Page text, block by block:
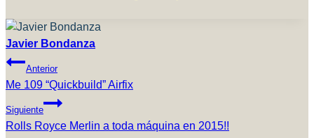
Javier Bondanza
Navegación
De
Entradas
Anterior
Me 109 “Quickbuild” Airfix
Siguiente
Rolls Royce Merlin a toda máquina en 2015!!